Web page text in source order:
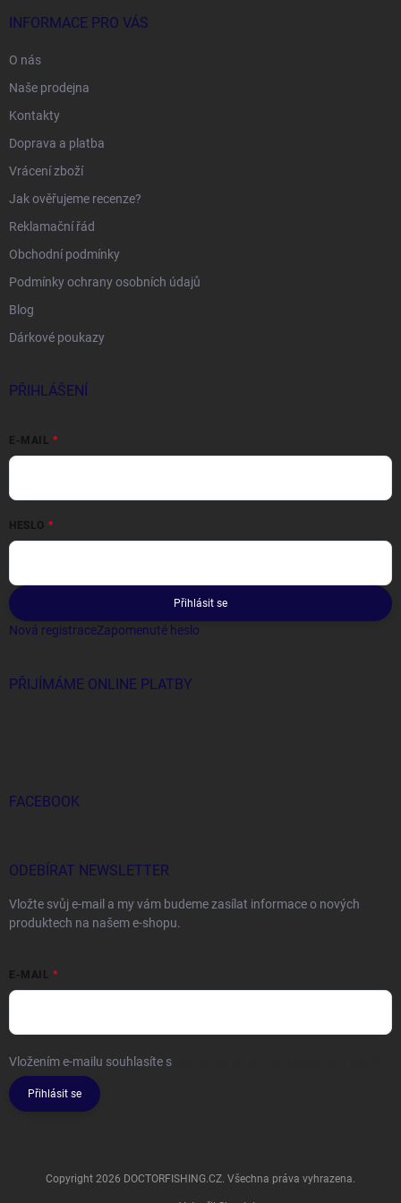
INFORMACE PRO VÁS
O nás
Naše prodejna
Kontakty
Doprava a platba
Vrácení zboží
Jak ověřujeme recenze?
Reklamační řád
Obchodní podmínky
Podmínky ochrany osobních údajů
Blog
Dárkové poukazy
PŘIHLÁŠENÍ
E-MAIL
HESLO
Přihlásit se
Nová registraceZapomenuté heslo
PŘIJÍMÁME ONLINE PLATBY
FACEBOOK
ODEBÍRAT NEWSLETTER
Vložte svůj e-mail a my vám budeme zasílat informace o nových
produktech na našem e-shopu.
E-MAIL
Vložením e-mailu souhlasíte s
Přihlásit se
Copyright 2026 DOCTORFISHING.CZ. Všechna práva vyhrazena.